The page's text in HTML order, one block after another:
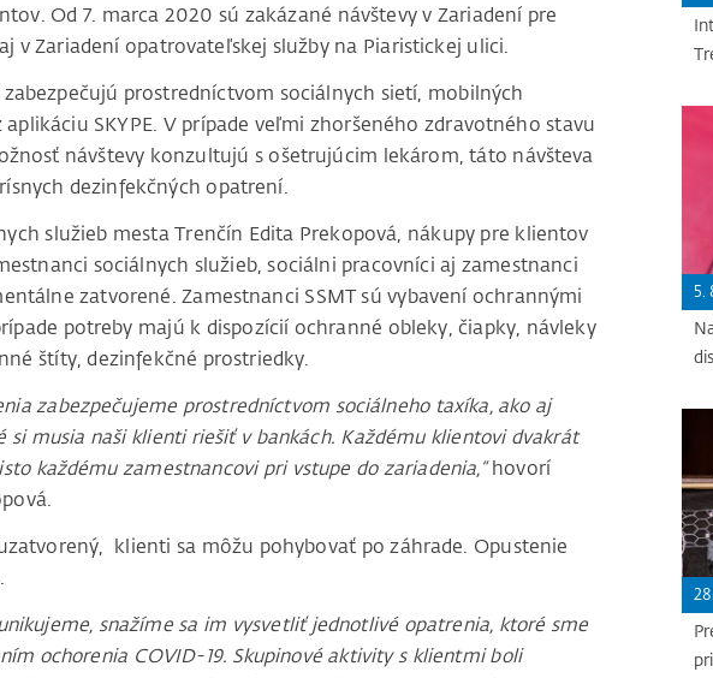
Od 7. marca 2020 sú zakázané návštevy v Zariadení pre
v Zariadení opatrovateľskej služby na Piaristickej ulici.
prostredníctvom sociálnych sietí, mobilných
SKYPE. V prípade veľmi zhoršeného zdravotného stavu
návštevy konzultujú s ošetrujúcim lekárom, táto návšteva
dezinfekčných opatrení.
služieb mesta Trenčín Edita Prekopová, nákupy pre klientov
sociálnych služieb, sociálni pracovníci aj zamestnanci
zatvorené. Zamestnanci SSMT sú vybavení ochrannými
potreby majú k dispozícií ochranné obleky, čiapky, návleky
štíty, dezinfekčné prostriedky.
zabezpečujeme prostredníctvom sociálneho taxíka, ako aj
si musia naši klienti riešiť v bankách. Každému klientovi dvakrát
každému zamestnancovi pri vstupe do zariadenia,“hovorí
klienti sa môžu pohybovať po záhrade. Opustenie
snažíme sa im vysvetliť jednotlivé opatrenia, ktoré sme
ochorenia COVID-19. Skupinové aktivity s klientmi boli
5.